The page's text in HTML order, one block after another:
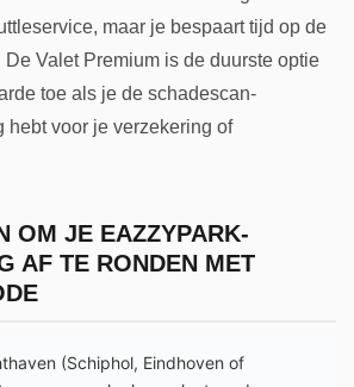
maar je bespaart tijd op de
De Valet Premium is de duurste optie
toe als je de schadescan-
hebt voor je verzekering of
OM JE EAZZYPARK-
AF TE RONDEN MET
(Schiphol, Eindhoven of